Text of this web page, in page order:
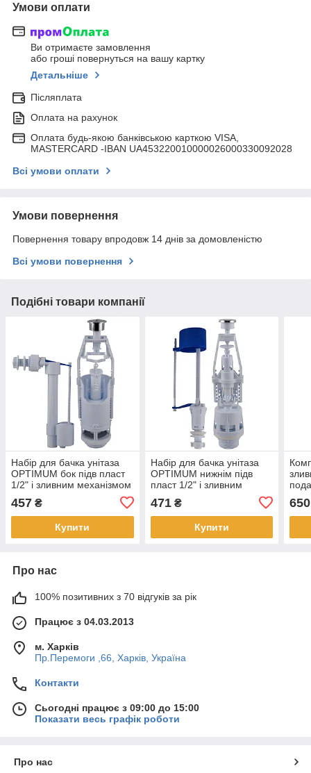
Умови оплати
Ви отримаєте замовлення
або гроші повернуться на вашу картку
Детальніше
Післяплата
Оплата на рахунок
Оплата будь-якою банківською карткою VISA,
MASTERCARD -IBAN UA453220010000026000330092028
Всі умови оплати
Умови повернення
Повернення товару впродовж 14 днів за домовленістю
Всі умови повернення
Подібні товари компанії
Набір для бачка унітаза
OPTIMUM бок підв пласт
1/2" і зливним механізмом
1010
457 ₴
Купити
Набір для бачка унітаза
OPTIMUM нижнім підв
пласт 1/2" і зливним
кнопкою OPTI 0710
471₴
Купити
650
Про нас
100% позитивних з 70 відгуків за рік
Працює з 04.03.2013
м. Харків
Пр.Перемоги ,66, Харків, Україна
Контакти
Сьогодні працює з 09:00 до 15:00
Показати весь графік роботи
Про нас